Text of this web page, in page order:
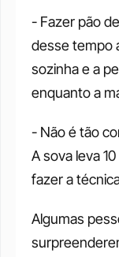
- Fazer pão
desse tempo
sozinha e a
enquanto a
- Não é tão
A sova leva
fazer a
Algumas